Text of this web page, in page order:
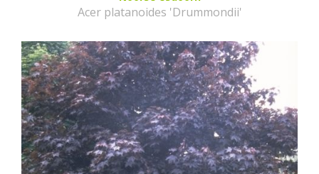
Acer platanoides 'Drummondii'